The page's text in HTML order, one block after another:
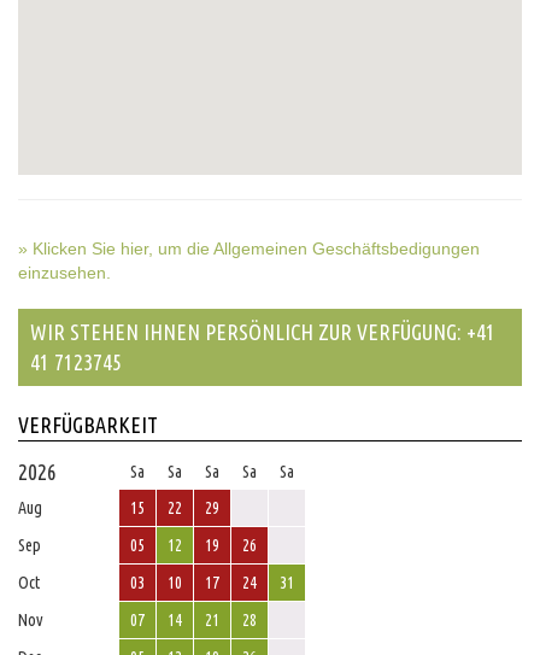
» Klicken Sie hier, um die Allgemeinen Geschäftsbedigungen
einzusehen.
WIR STEHEN IHNEN PERSÖNLICH ZUR VERFÜGUNG: +41
41 7123745
VERFÜGBARKEIT
2026
Sa Sa Sa Sa
Sa
Aug
15 22
29
Sep
05 12 19
26
Oct
03 10 17 24
31
Nov
07 14 21
28